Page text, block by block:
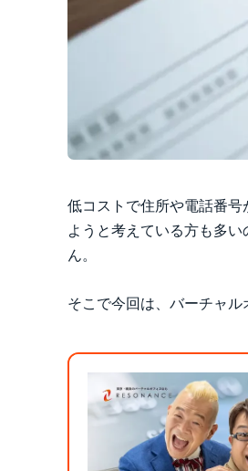
低コストで住所や電話番
ようと考えている方も多
ん。
そこで今回は、バーチャル